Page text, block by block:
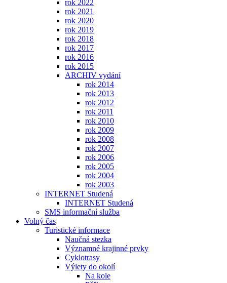
rok 2022
rok 2021
rok 2020
rok 2019
rok 2018
rok 2017
rok 2016
rok 2015
ARCHIV vydání
rok 2014
rok 2013
rok 2012
rok 2011
rok 2010
rok 2009
rok 2008
rok 2007
rok 2006
rok 2005
rok 2004
rok 2003
INTERNET Studená
INTERNET Studená
SMS informační služba
Volný čas
Turistické informace
Naučná stezka
Významné krajinné prvky
Cyklotrasy
Výlety do okolí
Na kole